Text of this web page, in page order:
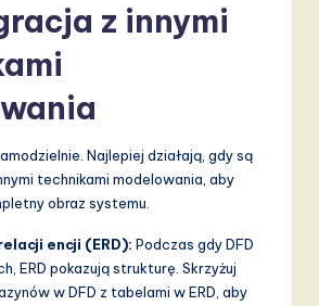
z innymi
Najlepiej działają, gdy są
technikami modelowania, aby
obraz systemu.
encji (ERD): Podczas gdy DFD
ERD pokazują strukturę. Skrzyżuj
w DFD z tabelami w ERD, aby